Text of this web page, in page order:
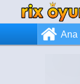
Ana